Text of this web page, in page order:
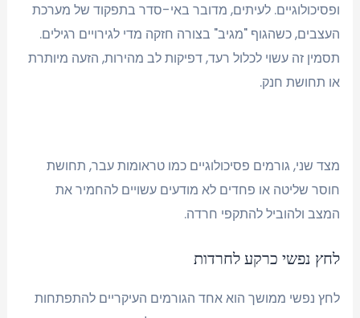
ופסיכולוגיים. לעיתים, מדובר באי-סדר בתפקוד של מערכת
העצבים, כשהגוף "מגיב" בצורה חזקה מדי לגירויים רגילים.
תסמין זה עשוי לכלול רעד, דפיקות לב מהירות, הזעה מיותרת
או תחושת חנק.
מצד שני, גורמים פסיכולוגיים כמו טראומות עבר, תחושת
חוסר שליטה או פחדים לא מודעים עשויים להחמיר את
המצב ולהוביל להתקפי חרדה.
לחץ נפשי כרקע לחרדות
לחץ נפשי ממושך הוא אחד הגורמים העיקריים להתפתחות